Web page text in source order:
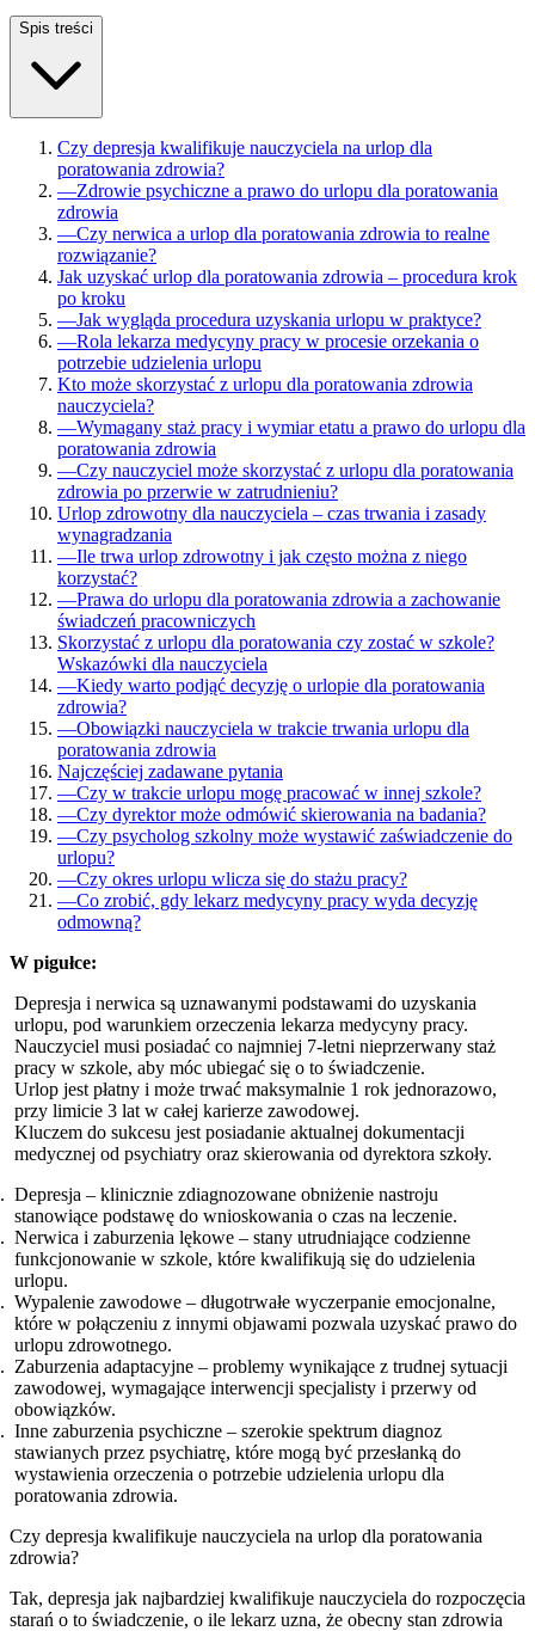
Spis treści
Czy depresja kwalifikuje nauczyciela na urlop dla
poratowania zdrowia?
—Zdrowie psychiczne a prawo do urlopu dla poratowania
zdrowia
—Czy nerwica a urlop dla poratowania zdrowia to realne
rozwiązanie?
Jak uzyskać urlop dla poratowania zdrowia – procedura krok
po kroku
—Jak wygląda procedura uzyskania urlopu w praktyce?
—Rola lekarza medycyny pracy w procesie orzekania o
potrzebie udzielenia urlopu
Kto może skorzystać z urlopu dla poratowania zdrowia
nauczyciela?
—Wymagany staż pracy i wymiar etatu a prawo do urlopu dla
poratowania zdrowia
—Czy nauczyciel może skorzystać z urlopu dla poratowania
zdrowia po przerwie w zatrudnieniu?
Urlop zdrowotny dla nauczyciela – czas trwania i zasady
wynagradzania
—Ile trwa urlop zdrowotny i jak często można z niego
korzystać?
—Prawa do urlopu dla poratowania zdrowia a zachowanie
świadczeń pracowniczych
Skorzystać z urlopu dla poratowania czy zostać w szkole?
Wskazówki dla nauczyciela
—Kiedy warto podjąć decyzję o urlopie dla poratowania
zdrowia?
—Obowiązki nauczyciela w trakcie trwania urlopu dla
poratowania zdrowia
Najczęściej zadawane pytania
—Czy w trakcie urlopu mogę pracować w innej szkole?
—Czy dyrektor może odmówić skierowania na badania?
—Czy psycholog szkolny może wystawić zaświadczenie do
urlopu?
—Czy okres urlopu wlicza się do stażu pracy?
—Co zrobić, gdy lekarz medycyny pracy wyda decyzję
odmowną?
W pigułce:
Depresja i nerwica są uznawanymi podstawami do uzyskania
urlopu, pod warunkiem orzeczenia lekarza medycyny pracy.
Nauczyciel musi posiadać co najmniej 7-letni nieprzerwany staż
pracy w szkole, aby móc ubiegać się o to świadczenie.
Urlop jest płatny i może trwać maksymalnie 1 rok jednorazowo,
przy limicie 3 lat w całej karierze zawodowej.
Kluczem do sukcesu jest posiadanie aktualnej dokumentacji
medycznej od psychiatry oraz skierowania od dyrektora szkoły.
Depresja – klinicznie zdiagnozowane obniżenie nastroju
stanowiące podstawę do wnioskowania o czas na leczenie.
Nerwica i zaburzenia lękowe – stany utrudniające codzienne
funkcjonowanie w szkole, które kwalifikują się do udzielenia
urlopu.
Wypalenie zawodowe – długotrwałe wyczerpanie emocjonalne,
które w połączeniu z innymi objawami pozwala uzyskać prawo do
urlopu zdrowotnego.
Zaburzenia adaptacyjne – problemy wynikające z trudnej sytuacji
zawodowej, wymagające interwencji specjalisty i przerwy od
obowiązków.
Inne zaburzenia psychiczne – szerokie spektrum diagnoz
stawianych przez psychiatrę, które mogą być przesłanką do
wystawienia orzeczenia o potrzebie udzielenia urlopu dla
poratowania zdrowia.
Czy depresja kwalifikuje nauczyciela na urlop dla poratowania
zdrowia?
Tak, depresja jak najbardziej kwalifikuje nauczyciela do rozpoczęcia
starań o to świadczenie, o ile lekarz uzna, że obecny stan zdrowia